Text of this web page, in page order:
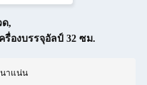
ด,
รื่องบรรจุอัลป์ 32 ซม.
าแน่น